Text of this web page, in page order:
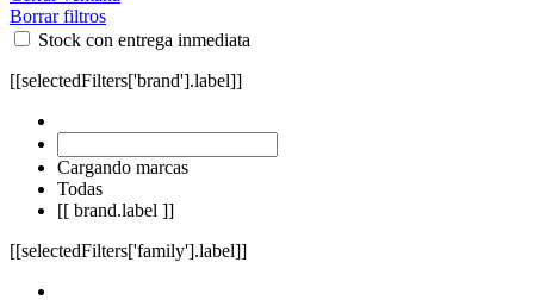
Borrar filtros
Stock con entrega inmediata
[[selectedFilters['brand'].label]]
Cargando marcas
Todas
[[ brand.label ]]
[[selectedFilters['family'].label]]